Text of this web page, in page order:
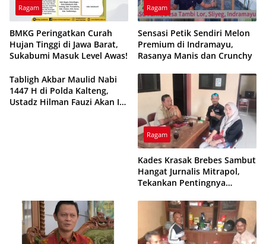
Ragam
BMKG Peringatkan Curah
Hujan Tinggi di Jawa Barat,
Sukabumi Masuk Level Awas!
Ragam
Sensasi Petik Sendiri Melon
Premium di Indramayu,
Rasanya Manis dan Crunchy
Tabligh Akbar Maulid Nabi
1447 H di Polda Kalteng,
Ustadz Hilman Fauzi Akan Isi
Ragam
Kades Krasak Brebes Sambut
Hangat Jurnalis Mitrapol,
Tekankan Pentingnya
Pemerintah Desa